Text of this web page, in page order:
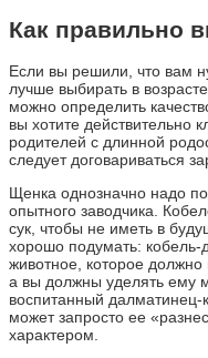
Как правильно
Если вы решили, что вам
лучше выбирать в
можно определить
вы хотите действительно
родителей с длинной
следует договариваться
Щенка однозначно надо
опытного заводчика.
сук, чтобы не иметь в
хорошо подумать: кобель-
животное, которое должно
а вы должны уделять ему
воспитанный далматинец-
может запросто ее
характером.